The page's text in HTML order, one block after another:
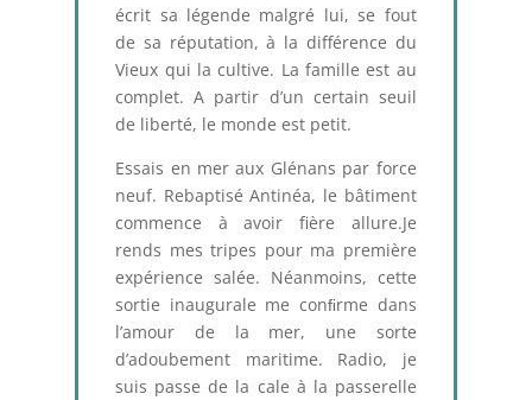
écrit sa légende malgré lui, se fout
de sa réputation, à la différence du
Vieux qui la cultive. La famille est au
complet. A partir d’un certain seuil
de liberté, le monde est petit.
Essais en mer aux Glénans par force
neuf. Rebaptisé Antinéa, le bâtiment
commence à avoir fière allure.Je
rends mes tripes pour ma première
expérience salée. Néanmoins, cette
sortie inaugurale me conﬁrme dans
l’amour de la mer, une sorte
d’adoubement maritime. Radio, je
suis passe de la cale à la passerelle